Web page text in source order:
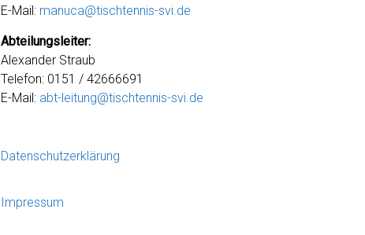
E-Mail: manuca@tischtennis-svi.de
Abteilungsleiter:
Alexander Straub
Telefon: 0151 / 42666691
E-Mail: abt-leitung@tischtennis-svi.de
Datenschutzerklärung
Impressum